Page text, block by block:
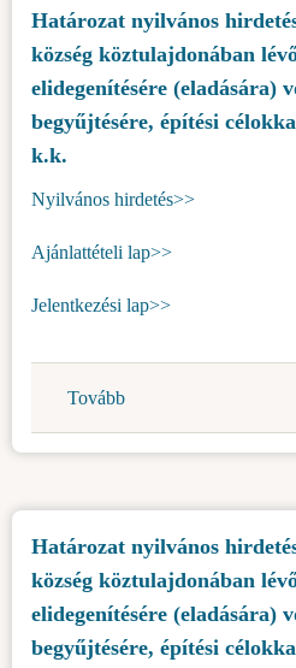
ingó
vagyontárgyak
–
szolgálati
céljából)
Határozat nyilvános
község köztulajdonában
elidegenítésére (eladására)
begyűjtésére, építési
k.k.
Nyilvános hirdetés>>
Ajánlattételi lap>>
Jelentkezési lap>>
Tovább
nyilvános
hirdetés
Topolya
község
köztulajdonában
lévő
Határozat nyilvános
község köztulajdonában
elidegenítésére (eladására)
begyűjtésére, építési